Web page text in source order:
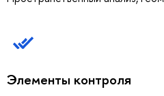
Элементы контроля